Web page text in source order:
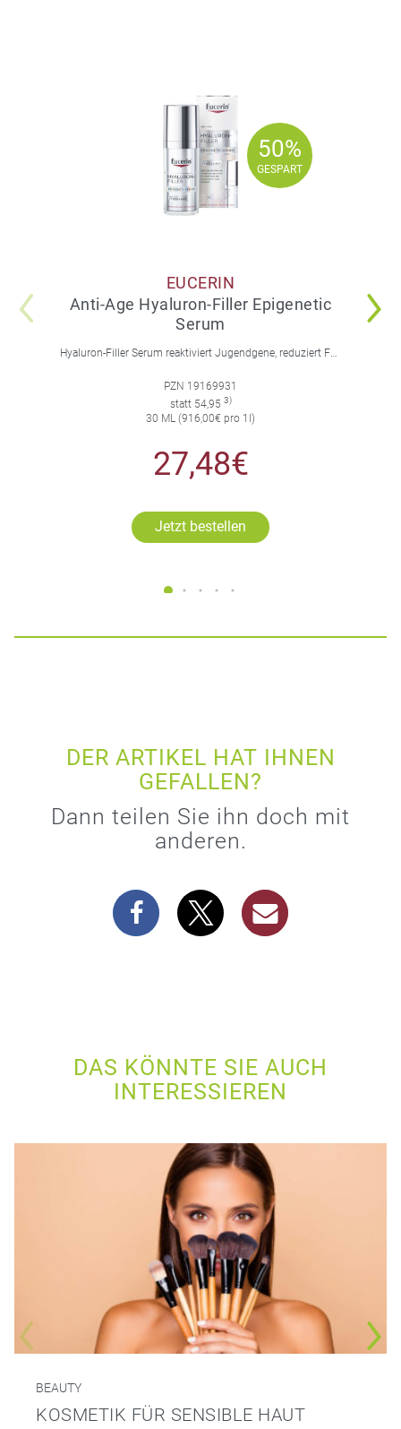
50%
GESPART
50%
GESPART
EUCERIN
Anti-Age Hyaluron-Filler Epigenetic
Serum
Hyaluron-Filler Serum reaktiviert Jugendgene, reduziert Falten und feine Linien, spendet intensive Feuchtigkeit und strafft die Gesichtskonturen.
PZN 19169931
statt 54,95 3)
30 ML (916,00€ pro 1l)
27,48€
Jetzt bestellen
DER ARTIKEL HAT IHNEN
GEFALLEN?
Dann teilen Sie ihn doch mit
anderen.
DAS KÖNNTE SIE AUCH
INTERESSIEREN
BEAUTY
KOSMETIK FÜR SENSIBLE HAUT